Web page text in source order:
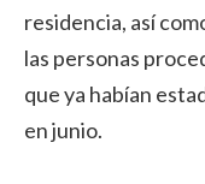
residencia, así
las personas
que ya habían
en junio.